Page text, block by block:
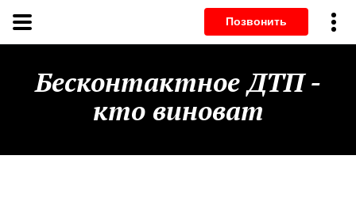
Бесконтактное ДТП -
кто виноват